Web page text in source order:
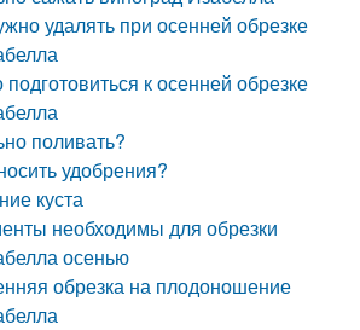
удалять при осенней обрезке
к осенней обрезке
поливать?
удобрения?
куста
необходимы для обрезки
осенью
обрезка на плодоношение